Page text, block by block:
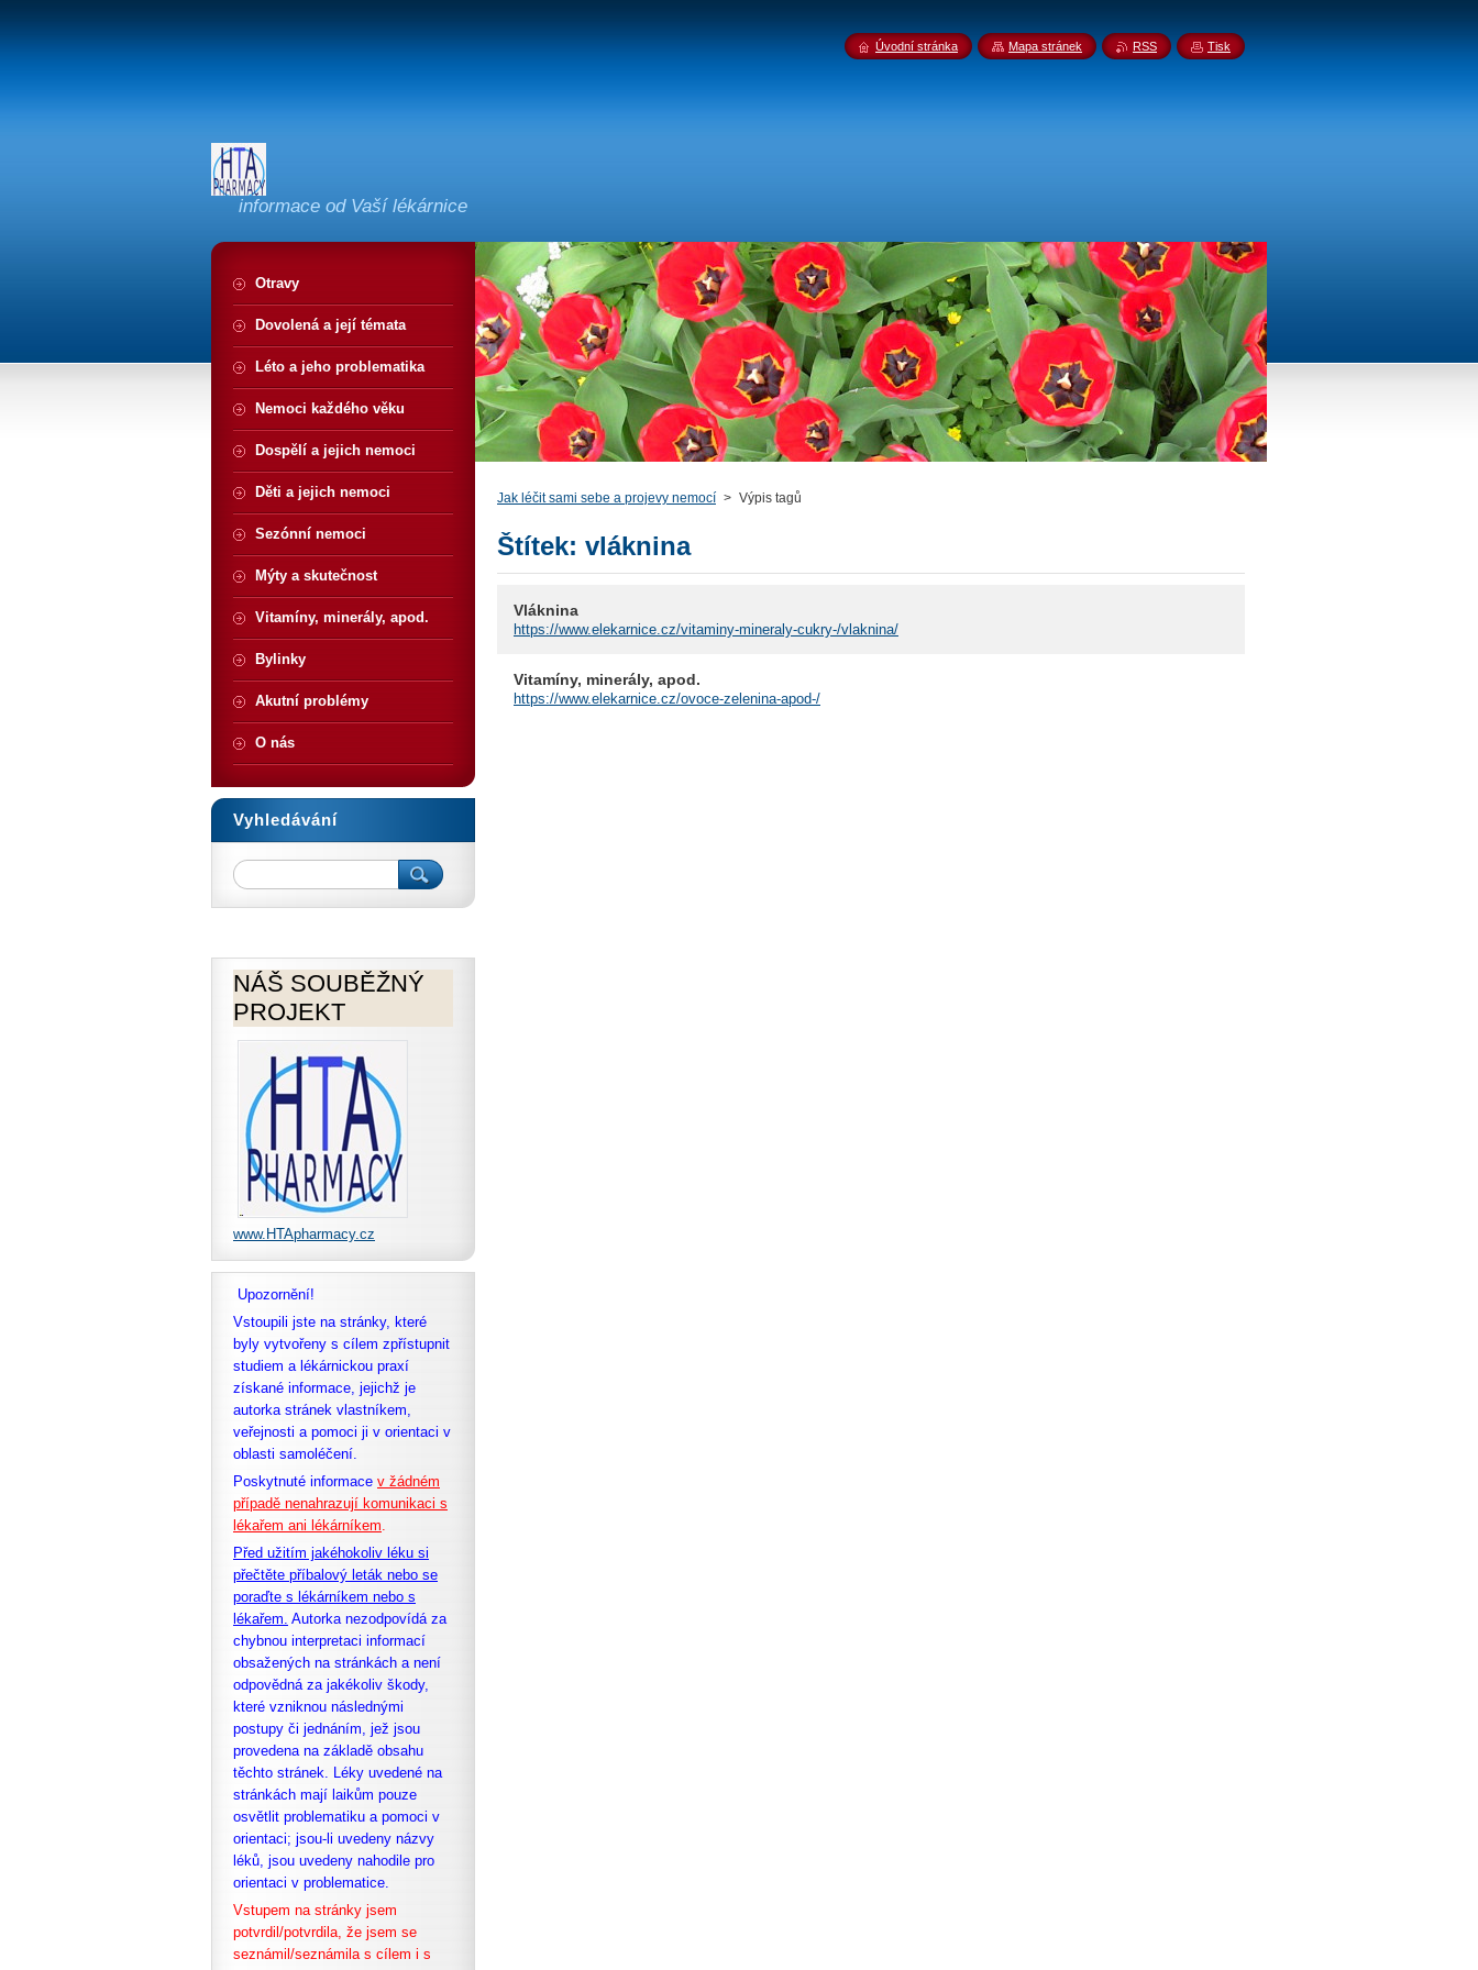
informace od Vaší lékárnice
Jak léčit sami sebe a projevy nemocí > Výpis tagů
Štítek: vláknina
Vláknina
https://www.elekarnice.cz/vitaminy-mineraly-cukry-/vlaknina/
Vitamíny, minerály, apod.
https://www.elekarnice.cz/ovoce-zelenina-apod-/
Otravy
Dovolená a její témata
Léto a jeho problematika
Nemoci každého věku
Dospělí a jejich nemoci
Děti a jejich nemoci
Sezónní nemoci
Mýty a skutečnost
Vitamíny, minerály, apod.
Bylinky
Akutní problémy
O nás
Vyhledávání
NÁŠ SOUBĚŽNÝ
PROJEKT
www.HTApharmacy.cz
Upozornění!
Vstoupili jste na stránky, které
byly vytvořeny s cílem zpřístupnit
studiem a lékárnickou praxí
získané informace, jejichž je
autorka stránek vlastníkem,
veřejnosti a pomoci ji v orientaci v
oblasti samoléčení.
Poskytnuté informace v žádném
případě nenahrazují komunikaci s
lékařem ani lékárníkem.
Před užitím jakéhokoliv léku si
přečtěte příbalový leták nebo se
poraďte s lékárníkem nebo s
lékařem. Autorka nezodpovídá za
chybnou interpretaci informací
obsažených na stránkách a není
odpovědná za jakékoliv škody,
které vzniknou následnými
postupy či jednáním, jež jsou
provedena na základě obsahu
těchto stránek. Léky uvedené na
stránkách mají laikům pouze
osvětlit problematiku a pomoci v
orientaci; jsou-li uvedeny názvy
léků, jsou uvedeny nahodile pro
orientaci v problematice.
Vstupem na stránky jsem
potvrdil/potvrdila, že jsem se
seznámil/seznámila s cílem i s
Úvodní stránka Mapa stránek RSS Tisk